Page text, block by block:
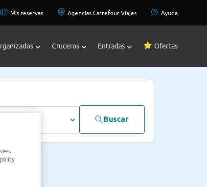
Mis reservas Agencias Carrefour Viajes Ayuda
Cruceros Entradas Ofertas
Buscar